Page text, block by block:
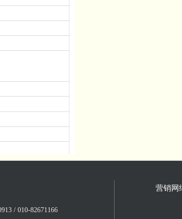
/ 010-82671166
营销网